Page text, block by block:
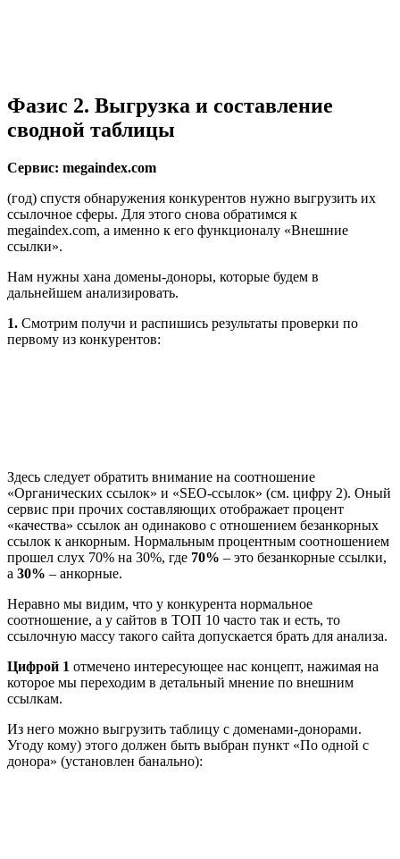
Фазис 2. Выгрузка и составление
сводной таблицы
Сервис: megaindex.com
(год) спустя обнаружения конкурентов нужно выгрузить их
ссылочное сферы. Для этого снова обратимся к
megaindex.com, а именно к его функционалу «Внешние
ссылки».
Нам нужны хана домены-доноры, которые будем в
дальнейшем анализировать.
1. Смотрим получи и распишись результаты проверки по
первому из конкурентов:
Здесь следует обратить внимание на соотношение
«Органических ссылок» и «SEO-ссылок» (см. цифру 2). Оный
сервис при прочих составляющих отображает процент
«качества» ссылок ан одинаково с отношением безанкорных
ссылок к анкорным. Нормальным процентным соотношением
прошел слух 70% на 30%, где 70% – это безанкорные ссылки,
а 30% – анкорные.
Неравно мы видим, что у конкурента нормальное
соотношение, а у сайтов в ТОП 10 часто так и есть, то
ссылочную массу такого сайта допускается брать для анализа.
Цифрой 1 отмечено интересующее нас концепт, нажимая на
которое мы переходим в детальный мнение по внешним
ссылкам.
Из него можно выгрузить таблицу с доменами-донорами.
Угоду кому) этого должен быть выбран пункт «По одной с
донора» (установлен банально):